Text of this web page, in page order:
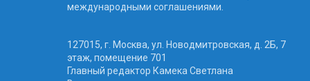
международными соглашениями.
127015, г. Москва, ул. Новодмитровская, д. 2Б, 7
этаж, помещение 701
Главный редактор Камека Светлана